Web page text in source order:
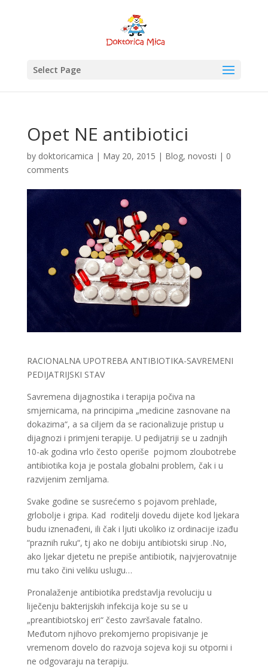
Select Page
Opet NE antibiotici
by doktoricamica | May 20, 2015 | Blog, novosti | 0
comments
RACIONALNA UPOTREBA ANTIBIOTIKA-SAVREMENI
PEDIJATRIJSKI STAV
Savremena dijagnostika i terapija počiva na
smjernicama, na principima „medicine zasnovane na
dokazima“, a sa ciljem da se racionalizuje pristup u
dijagnozi i primjeni terapije. U pedijatriji se u zadnjih
10-ak godina vrlo često operiše pojmom zloubotrebe
antibiotika koja je postala globalni problem, čak i u
razvijenim zemljama.
Svake godine se susrećemo s pojavom prehlade,
grlobolje i gripa. Kad roditelji dovedu dijete kod ljekara
budu iznenađeni, ili čak i ljuti ukoliko iz ordinacije izađu
“praznih ruku“, tj ako ne dobiju antibiotski sirup .No,
ako ljekar djetetu ne prepiše antibiotik, najvjerovatnije
mu tako čini veliku uslugu…
Pronalaženje antibiotika predstavlja revoluciju u
liječenju bakterijskih infekcija koje su se u
„preantibiotskoj eri“ često završavale fatalno.
Međutom njihovo prekomjerno propisivanje je
vremenom dovelo do razvoja sojeva koji su otporni i
ne odgovaraju na terapiju.